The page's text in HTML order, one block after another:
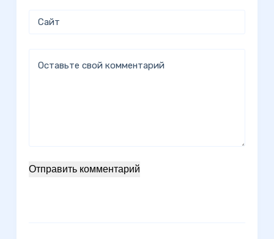
Сайт
Оставьте свой комментарий
Отправить комментарий